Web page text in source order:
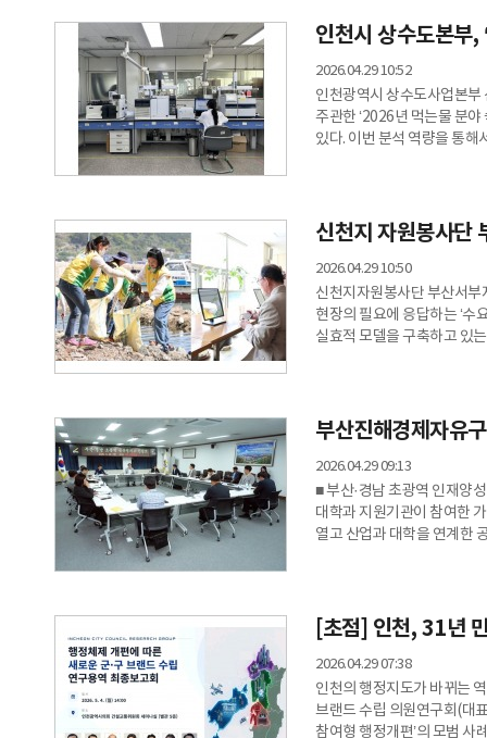
대상은 자동차 부품업체를
인천시 상수도본부,
2026.04.29 10:52
인천광역시 상수도사업본
주관한 ‘2026년 먹는물 분야
있다. 이번 분석 역량을 통해
기관으로 국민의 물 관리에
신천지 자원봉사단
2026.04.29 10:50
신천지자원봉사단 부산서부
현장의 필요에 응답하는 ‘수
실효적 모델을 구축하고 있
고려하면서 외곽이나 노후
부산진해경제자유
2026.04.29 09:13
■ 부산·경남 초광역 인재양
대학과 지원기관이 참여한
열고 산업과 대학을 연계한
과제로 제시됐다.참석 기관
[초점] 인천, 31년
2026.04.29 07:38
인천의 행정지도가 바뀌는
브랜드 수립 의원연구회(대
참여형 행정개편’의 모범 사